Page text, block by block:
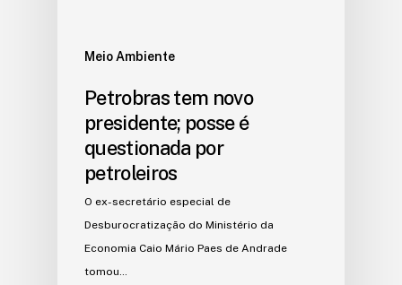
Meio Ambiente
Petrobras tem novo
presidente; posse é
questionada por
petroleiros
O ex-secretário especial de
Desburocratização do Ministério da
Economia Caio Mário Paes de Andrade
tomou…